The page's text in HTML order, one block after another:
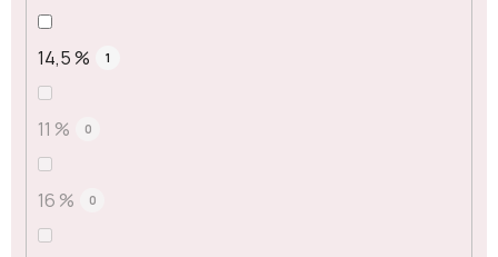
14,5 % 1
11 % 0
16 % 0